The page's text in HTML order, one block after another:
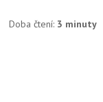
Doba čtení: 3 minuty